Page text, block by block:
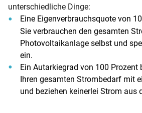
unterschiedliche Dinge:
Eine Eigenverbrauchsquote von
Sie verbrauchen den gesamten
Photovoltaikanlage selbst und
ein.
Ein Autarkiegrad von 100 Prozent
Ihren gesamten Strombedarf mit
und beziehen keinerlei Strom aus